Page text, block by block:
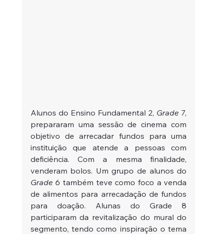
Alunos do Ensino Fundamental 2, Grade 7,
prepararam uma sessão de cinema com
objetivo de arrecadar fundos para uma
instituição que atende a pessoas com
deficiência. Com a mesma finalidade,
Grade 6 também teve como foco a venda
de alimentos para arrecadação de fundos
para doação. Alunas do Grade 8
participaram da revitalização do mural do
segmento, tendo como inspiração o tema